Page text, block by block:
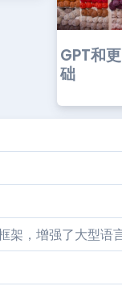
GPT和
础
架，增强了大型语